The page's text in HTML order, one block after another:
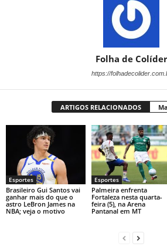
Folha de Colíder
https://
ARTIGOS RELACIONADOS
Esportes
Brasileiro Gui Santos vai
ganhar mais do que o
astro LeBron James na
NBA; veja o motivo
Esportes
Palmeira enfrenta
Fortaleza nesta quarta-
feira (5), na Arena
Pantanal em MT